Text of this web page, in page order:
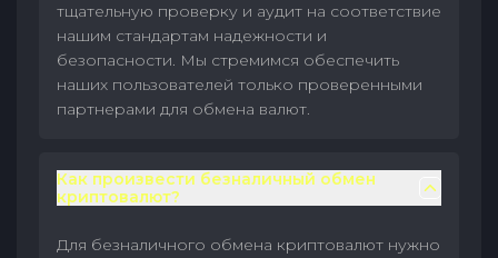
тщательную проверку и аудит на соответствие
нашим стандартам надежности и
безопасности. Мы стремимся обеспечить
наших пользователей только проверенными
партнерами для обмена валют.
Как произвести безналичный обмен
криптовалют?
Для безналичного обмена криптовалют нужно